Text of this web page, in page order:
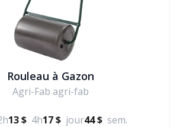
Rouleau à Gazon
Agri-Fab agri-fab
13 $ 4h17 $ jour44 $ sem.